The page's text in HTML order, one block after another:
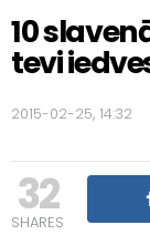
10
tevi
2015-02-25, 14:32
32
SHARES